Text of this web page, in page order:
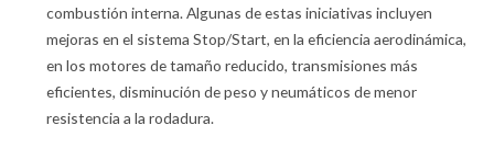
combustión interna. Algunas de estas iniciativas incluyen
mejoras en el sistema Stop/Start, en la eficiencia aerodinámica,
en los motores de tamaño reducido, transmisiones más
eficientes, disminución de peso y neumáticos de menor
resistencia a la rodadura.